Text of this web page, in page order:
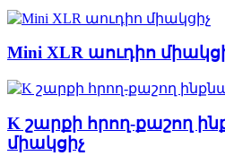
Mini XLR աուդիո
K շարքի հրող-քաշող
միակցիչ